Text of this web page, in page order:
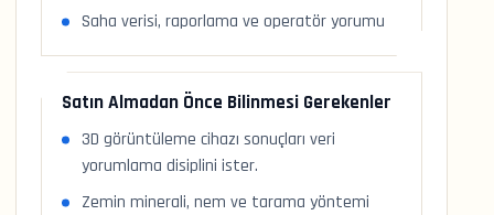
Saha verisi, raporlama ve operatör yorumu
Satın Almadan Önce Bilinmesi Gerekenler
3D görüntüleme cihazı sonuçları veri
yorumlama disiplini ister.
Zemin minerali, nem ve tarama yöntemi